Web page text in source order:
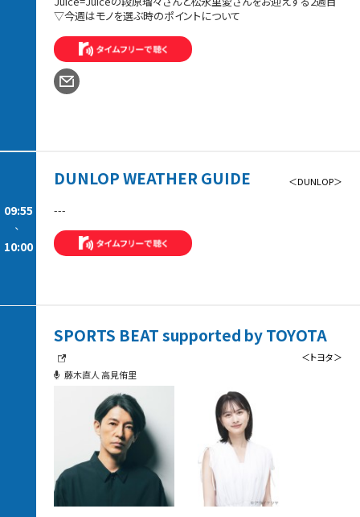
▽今週はモノを選ぶ時のポイントについて
09:55
-
10:00
DUNLOP WEATHER GUIDE ＜DUNLOP＞
---
SPORTS BEAT supported by TOYOTA
＜トヨタ＞
藤木直人 高見侑里